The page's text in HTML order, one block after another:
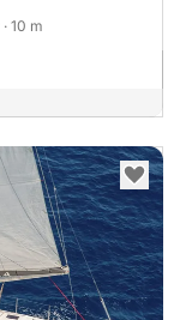
· 10 m